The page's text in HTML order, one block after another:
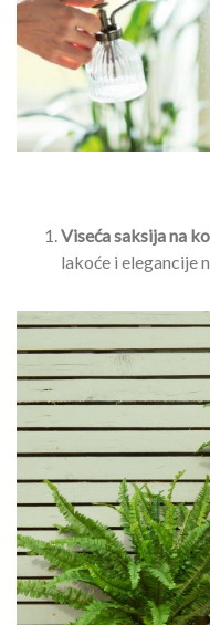
Viseća saksija na
lakoće i elegancije